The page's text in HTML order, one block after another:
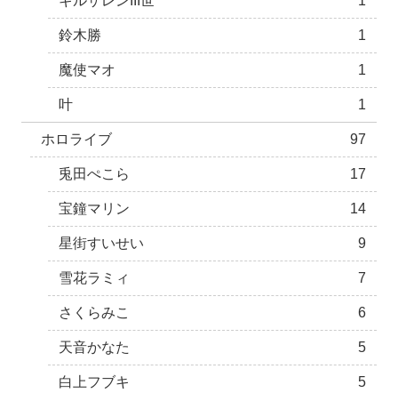
鈴木勝 1
魔使マオ 1
叶 1
ホロライブ 97
兎田ぺこら 17
宝鐘マリン 14
星街すいせい 9
雪花ラミィ 7
さくらみこ 6
天音かなた 5
白上フブキ 5